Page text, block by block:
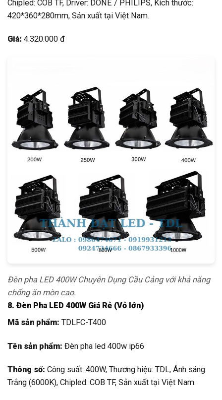
Chipled: COB TF, Driver: DONE / PHILIPS, Kích thước:
420*360*280mm, Sản xuất tại Việt Nam.
Giá: 4.320.000 đ
Đèn pha LED 400W Chuyên Dụng Cầu Cảng với khả năng
chống ăn mòn cao.
8. Đèn Pha LED 400W Giá Rẻ (Vỏ lớn)
Mã sản phẩm: TDLFC-T400
Tên sản phẩm: Đèn pha led 400w ip66
Thông số: Công suất: 400W, Thương hiệu: TDL, Ánh sáng:
Trắng (6000K), Chipled: COB TF, Sản xuất tại Việt Nam.